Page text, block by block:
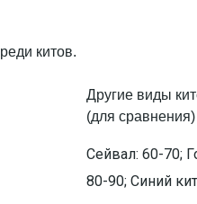
Другие виды
(для сравнения)
Сейвал: 60-70;
80-90; Синий